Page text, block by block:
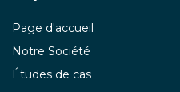
Page d'accueil
Notre Société
Études de cas